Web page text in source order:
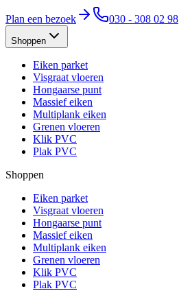
Plan een bezoek 030 - 308 02 98
Shoppen
Eiken parket
Visgraat vloeren
Hongaarse punt
Massief eiken
Multiplank eiken
Grenen vloeren
Klik PVC
Plak PVC
Shoppen
Eiken parket
Visgraat vloeren
Hongaarse punt
Massief eiken
Multiplank eiken
Grenen vloeren
Klik PVC
Plak PVC